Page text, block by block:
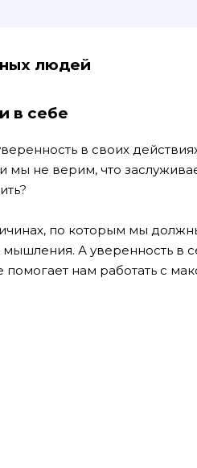
людей
в себе
в своих
мы не верим, что
по которым мы
А уверенность в
помогает нам работать с